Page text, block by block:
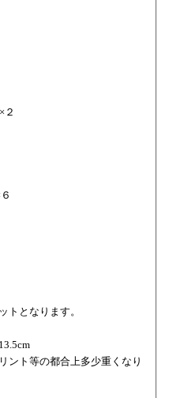
２
トとなります。
ト等の都合上多少重くなり